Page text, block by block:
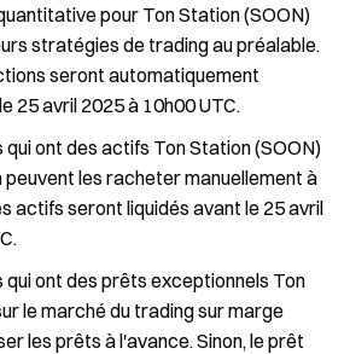
pour Ton Station (SOON)
stratégies de trading au préalable.
seront automatiquement
25 avril 2025 à 10h00 UTC.
qui ont des actifs Ton Station (SOON)
peuvent les racheter manuellement à
actifs seront liquidés avant le 25 avril
qui ont des prêts exceptionnels Ton
le marché du trading sur marge
les prêts à l'avance. Sinon, le prêt